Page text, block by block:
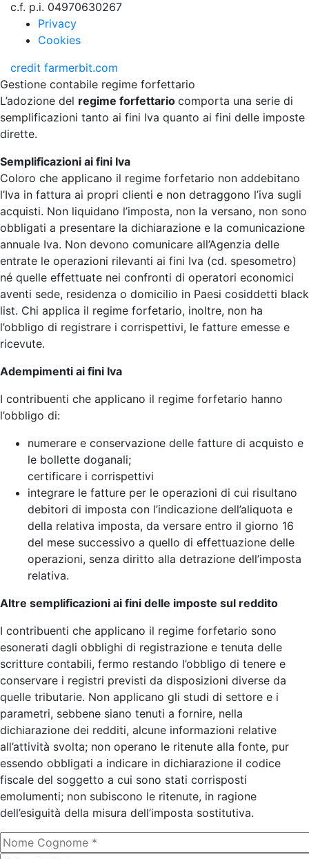
c.f. p.i. 04970630267
Privacy
Cookies
credit farmerbit.com
Gestione contabile regime forfettario
L’adozione del regime forfettario comporta una serie di
semplificazioni tanto ai fini Iva quanto ai fini delle imposte
dirette.
Semplificazioni ai fini Iva
Coloro che applicano il regime forfetario non addebitano
l’Iva in fattura ai propri clienti e non detraggono l’iva sugli
acquisti. Non liquidano l’imposta, non la versano, non sono
obbligati a presentare la dichiarazione e la comunicazione
annuale Iva. Non devono comunicare all’Agenzia delle
entrate le operazioni rilevanti ai fini Iva (cd. spesometro)
né quelle effettuate nei confronti di operatori economici
aventi sede, residenza o domicilio in Paesi cosiddetti black
list. Chi applica il regime forfetario, inoltre, non ha
l’obbligo di registrare i corrispettivi, le fatture emesse e
ricevute.
Adempimenti ai fini Iva
I contribuenti che applicano il regime forfetario hanno
l’obbligo di:
numerare e conservazione delle fatture di acquisto e
le bollette doganali;
certificare i corrispettivi
integrare le fatture per le operazioni di cui risultano
debitori di imposta con l’indicazione dell’aliquota e
della relativa imposta, da versare entro il giorno 16
del mese successivo a quello di effettuazione delle
operazioni, senza diritto alla detrazione dell’imposta
relativa.
Altre semplificazioni ai fini delle imposte sul reddito
I contribuenti che applicano il regime forfetario sono
esonerati dagli obblighi di registrazione e tenuta delle
scritture contabili, fermo restando l’obbligo di tenere e
conservare i registri previsti da disposizioni diverse da
quelle tributarie. Non applicano gli studi di settore e i
parametri, sebbene siano tenuti a fornire, nella
dichiarazione dei redditi, alcune informazioni relative
all’attività svolta; non operano le ritenute alla fonte, pur
essendo obbligati a indicare in dichiarazione il codice
fiscale del soggetto a cui sono stati corrisposti
emolumenti; non subiscono le ritenute, in ragione
dell’esiguità della misura dell’imposta sostitutiva.